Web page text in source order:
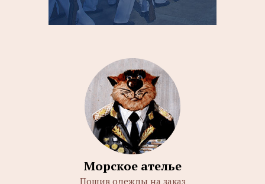
Морское ателье
Пошив одежды на заказ